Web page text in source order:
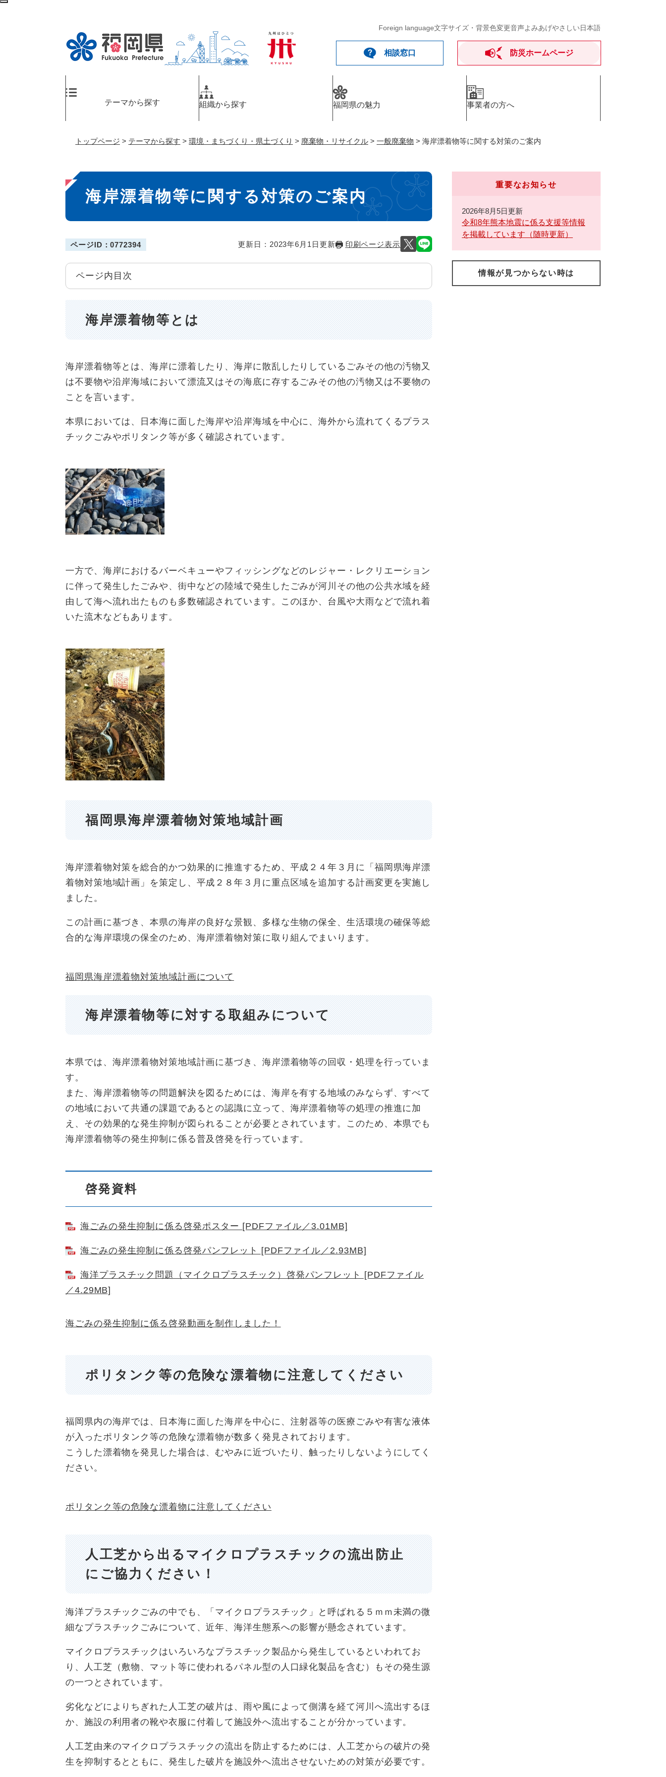
ペ
Foreign language文字サイズ・背景色変更音声よみあげやさしい日本語
相談窓口 防災ホームページ
テーマから探す 組織から探す 福岡県の魅力 事業者の方へ
トップページ > テーマから探す > 環境・まちづくり・県土づくり > 廃棄物・リサイクル > 一般廃棄物 > 海岸漂着物等に関する対策のご案内
本
文
海岸漂着物等に関する対策のご案内
ページID：0772394 更新日：2023年6月1日更新 印刷ページ表示
ページ内目次
海岸漂着物等とは
海岸漂着物等とは、海岸に漂着したり、海岸に散乱したりしているごみその他の汚物又
は不要物や沿岸海域において漂流又はその海底に存するごみその他の汚物又は不要物の
ことを言います。
本県においては、日本海に面した海岸や沿岸海域を中心に、海外から流れてくるプラス
チックごみやポリタンク等が多く確認されています。
一方で、海岸におけるバーベキューやフィッシングなどのレジャー・レクリエーション
に伴って発生したごみや、街中などの陸域で発生したごみが河川その他の公共水域を経
由して海へ流れ出たものも多数確認されています。このほか、台風や大雨などで流れ着
いた流木などもあります。
福岡県海岸漂着物対策地域計画
海岸漂着物対策を総合的かつ効果的に推進するため、平成２４年３月に「福岡県海岸漂
着物対策地域計画」を策定し、平成２８年３月に重点区域を追加する計画変更を実施し
ました。
この計画に基づき、本県の海岸の良好な景観、多様な生物の保全、生活環境の確保等総
合的な海岸環境の保全のため、海岸漂着物対策に取り組んでまいります。
福岡県海岸漂着物対策地域計画について
海岸漂着物等に対する取組みについて
本県では、海岸漂着物対策地域計画に基づき、海岸漂着物等の回収・処理を行っていま
す。
また、海岸漂着物等の問題解決を図るためには、海岸を有する地域のみならず、すべて
の地域において共通の課題であるとの認識に立って、海岸漂着物等の処理の推進に加
え、その効果的な発生抑制が図られることが必要とされています。このため、本県でも
海岸漂着物等の発生抑制に係る普及啓発を行っています。
啓発資料
海ごみの発生抑制に係る啓発ポスター [PDFファイル／3.01MB]
海ごみの発生抑制に係る啓発パンフレット [PDFファイル／2.93MB]
海洋プラスチック問題（マイクロプラスチック）啓発パンフレット [PDFファイル
／4.29MB]
海ごみの発生抑制に係る啓発動画を制作しました！
ポリタンク等の危険な漂着物に注意してください
福岡県内の海岸では、日本海に面した海岸を中心に、注射器等の医療ごみや有害な液体
が入ったポリタンク等の危険な漂着物が数多く発見されております。
こうした漂着物を発見した場合は、むやみに近づいたり、触ったりしないようにしてく
ださい。
ポリタンク等の危険な漂着物に注意してください
人工芝から出るマイクロプラスチックの流出防止
にご協力ください！
海洋プラスチックごみの中でも、「マイクロプラスチック」と呼ばれる５ｍｍ未満の微
細なプラスチックごみについて、近年、海洋生態系への影響が懸念されています。
マイクロプラスチックはいろいろなプラスチック製品から発生しているといわれてお
り、人工芝（敷物、マット等に使われるパネル型の人口緑化製品を含む）もその発生源
の一つとされています。
劣化などによりちぎれた人工芝の破片は、雨や風によって側溝を経て河川へ流出するほ
か、施設の利用者の靴や衣服に付着して施設外へ流出することが分かっています。
人工芝由来のマイクロプラスチックの流出を防止するためには、人工芝からの破片の発
生を抑制するとともに、発生した破片を施設外へ流出させないための対策が必要です。
重要なお知らせ
2026年8月5日更新
令和8年熊本地震に係る支援等情報
を掲載しています（随時更新）
情報が見つからない時は